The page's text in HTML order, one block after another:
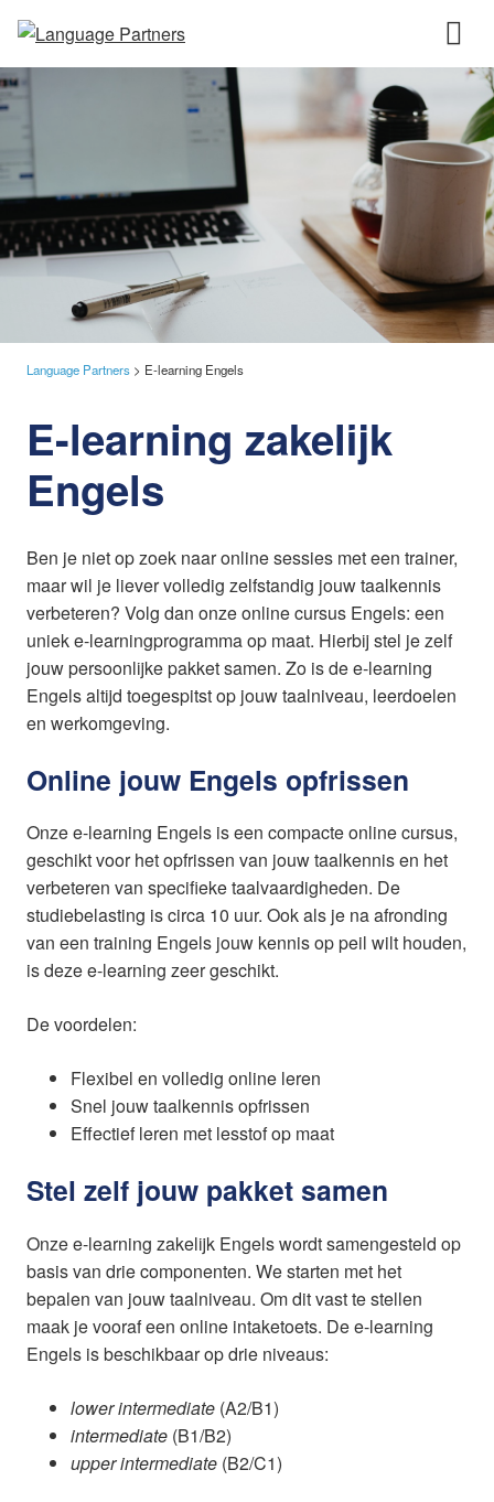
Language Partners > E-learning Engels
E-learning zakelijk
Engels
Ben je niet op zoek naar online sessies met een trainer,
maar wil je liever volledig zelfstandig jouw taalkennis
verbeteren? Volg dan onze online cursus Engels: een
uniek e-learningprogramma op maat. Hierbij stel je zelf
jouw persoonlijke pakket samen. Zo is de e-learning
Engels altijd toegespitst op jouw taalniveau, leerdoelen
en werkomgeving.
Online jouw Engels opfrissen
Onze e-learning Engels is een compacte online cursus,
geschikt voor het opfrissen van jouw taalkennis en het
verbeteren van specifieke taalvaardigheden. De
studiebelasting is circa 10 uur. Ook als je na afronding
van een training Engels jouw kennis op peil wilt houden,
is deze e-learning zeer geschikt.
De voordelen:
Flexibel en volledig online leren
Snel jouw taalkennis opfrissen
Effectief leren met lesstof op maat
Stel zelf jouw pakket samen
Onze e-learning zakelijk Engels wordt samengesteld op
basis van drie componenten. We starten met het
bepalen van jouw taalniveau. Om dit vast te stellen
maak je vooraf een online intaketoets. De e-learning
Engels is beschikbaar op drie niveaus:
lower intermediate (A2/B1)
intermediate (B1/B2)
upper intermediate (B2/C1)